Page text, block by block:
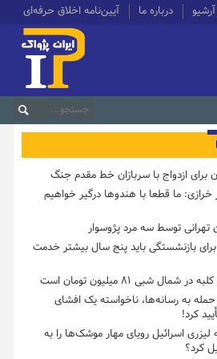
آرشیو درباره ما آیین‌نامه اخلاق حرفه‌ای
برای ازدواج با سربازان خط مقدم جنگ
خرازی: ما قطعا با هندوها درگیر خواهیم
تهرانی توسط سه مرد پژوسوار
برای بازنشستگی باید پنج سال بیشتر خدمت
شمال شبی ۸۱ میلیون تومان است
به رسانه‌ها، ناخواسته یک افشای
کرد!
لیزری اسرائیل رویای مهار موشک‌ها را به
کرد؟